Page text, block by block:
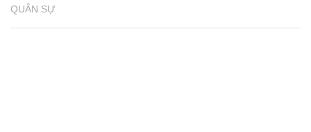
QUÂN SỰ